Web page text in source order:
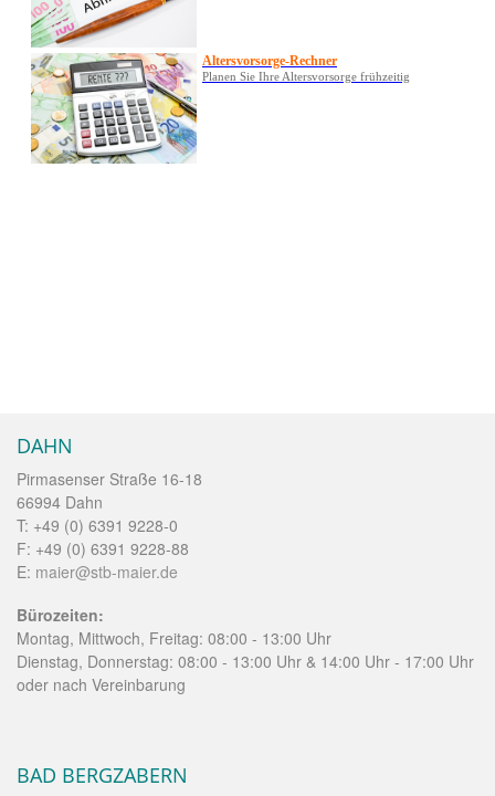
DAHN
Pirmasenser Straße 16-18
66994 Dahn
T: +49 (0) 6391 9228-0
F: +49 (0) 6391 9228-88
E: maier@stb-maier.de
Bürozeiten:
Montag, Mittwoch, Freitag: 08:00 - 13:00 Uhr
Dienstag, Donnerstag: 08:00 - 13:00 Uhr & 14:00 Uhr - 17:00 Uhr
oder nach Vereinbarung
BAD BERGZABERN